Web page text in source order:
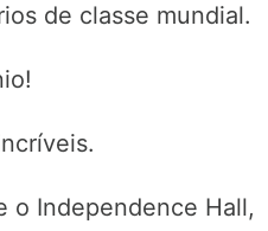
de classe mundial.
o Independence Hall,